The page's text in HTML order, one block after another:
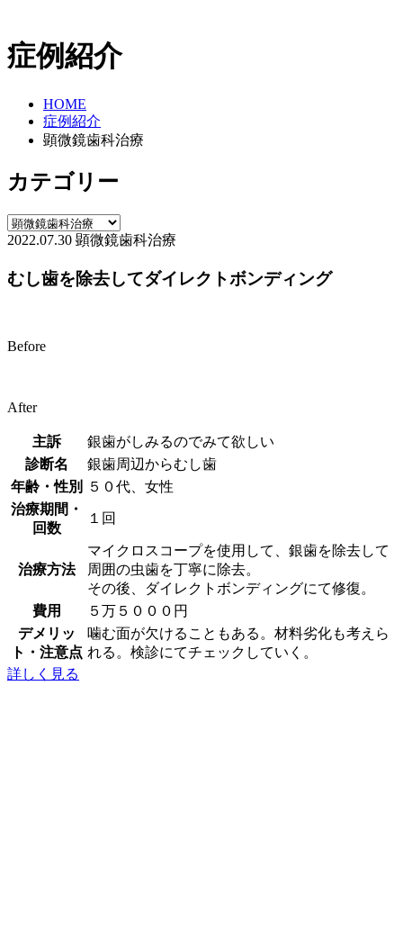
症例紹介
HOME
症例紹介
顕微鏡歯科治療
カテゴリー
2022.07.30 顕微鏡歯科治療
むし歯を除去してダイレクトボンディング
Before
After
主訴
銀歯がしみるのでみて欲しい
診断名
銀歯周辺からむし歯
年齢・性別
５０代、女性
治療期間・
回数
１回
治療方法
マイクロスコープを使用して、銀歯を除去して
周囲の虫歯を丁寧に除去。
その後、ダイレクトボンディングにて修復。
費用
５万５０００円
デメリッ
ト・注意点
噛む面が欠けることもある。材料劣化も考えら
れる。検診にてチェックしていく。
詳しく見る